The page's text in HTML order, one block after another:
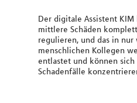
Der digitale Assistent
mittlere Schäden
regulieren, und das in
menschlichen Kollegen
entlastet und können
Schadenfälle